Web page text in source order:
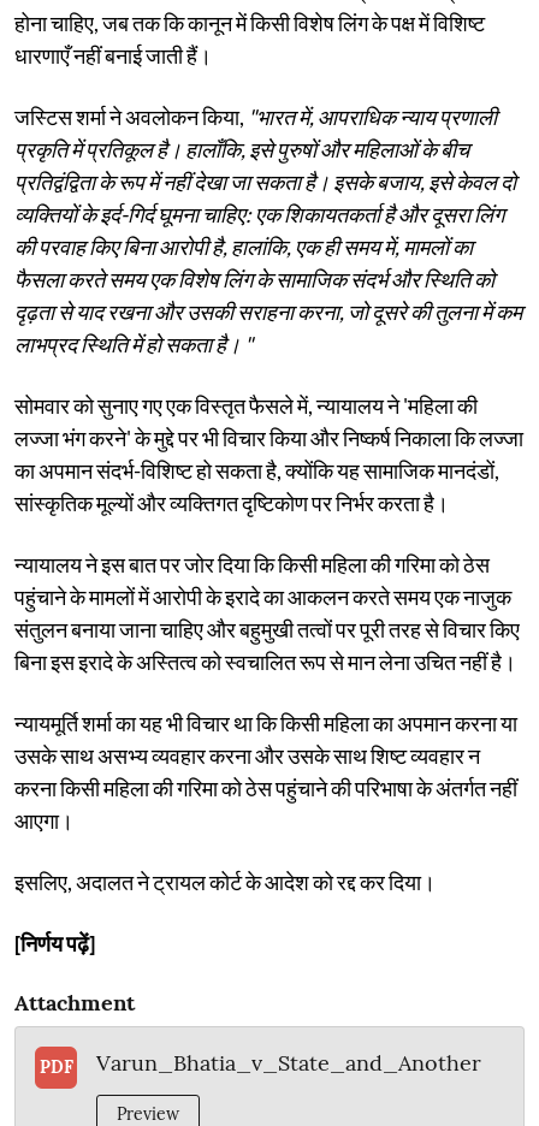
होना चाहिए, जब तक कि कानून में किसी विशेष लिंग के पक्ष में विशिष्ट
धारणाएँ नहीं बनाई जाती हैं।
जस्टिस शर्मा ने अवलोकन किया, "भारत में, आपराधिक न्याय प्रणाली
प्रकृति में प्रतिकूल है। हालाँकि, इसे पुरुषों और महिलाओं के बीच
प्रतिद्वंद्विता के रूप में नहीं देखा जा सकता है। इसके बजाय, इसे केवल दो
व्यक्तियों के इर्द-गिर्द घूमना चाहिए: एक शिकायतकर्ता है और दूसरा लिंग
की परवाह किए बिना आरोपी है, हालांकि, एक ही समय में, मामलों का
फैसला करते समय एक विशेष लिंग के सामाजिक संदर्भ और स्थिति को
दृढ़ता से याद रखना और उसकी सराहना करना, जो दूसरे की तुलना में कम
लाभप्रद स्थिति में हो सकता है। "
सोमवार को सुनाए गए एक विस्तृत फैसले में, न्यायालय ने 'महिला की
लज्जा भंग करने' के मुद्दे पर भी विचार किया और निष्कर्ष निकाला कि लज्जा
का अपमान संदर्भ-विशिष्ट हो सकता है, क्योंकि यह सामाजिक मानदंडों,
सांस्कृतिक मूल्यों और व्यक्तिगत दृष्टिकोण पर निर्भर करता है।
न्यायालय ने इस बात पर जोर दिया कि किसी महिला की गरिमा को ठेस
पहुंचाने के मामलों में आरोपी के इरादे का आकलन करते समय एक नाजुक
संतुलन बनाया जाना चाहिए और बहुमुखी तत्वों पर पूरी तरह से विचार किए
बिना इस इरादे के अस्तित्व को स्वचालित रूप से मान लेना उचित नहीं है।
न्यायमूर्ति शर्मा का यह भी विचार था कि किसी महिला का अपमान करना या
उसके साथ असभ्य व्यवहार करना और उसके साथ शिष्ट व्यवहार न
करना किसी महिला की गरिमा को ठेस पहुंचाने की परिभाषा के अंतर्गत नहीं
आएगा।
इसलिए, अदालत ने ट्रायल कोर्ट के आदेश को रद्द कर दिया।
[निर्णय पढ़ें]
Attachment
PDF Varun_Bhatia_v_State_and_Another
Preview